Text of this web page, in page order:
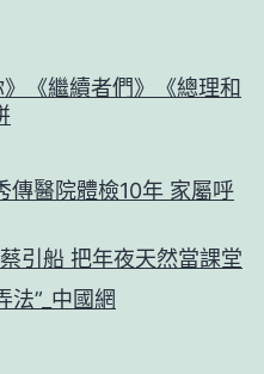
《繼續者們》《總理和
傳醫院體檢10年 家屬呼
引船 把年夜天然當課堂
法”_中國網